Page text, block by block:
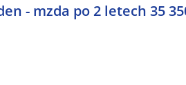
- mzda po 2 letech 35